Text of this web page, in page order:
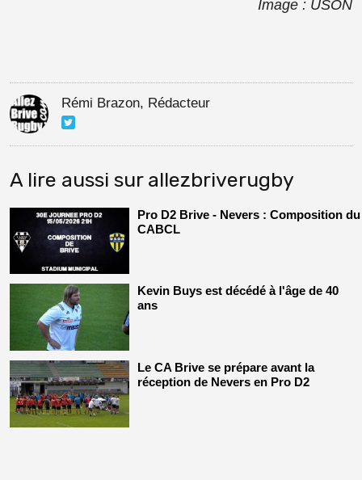
Image : USON
Rémi Brazon, Rédacteur
A lire aussi sur allezbriverugby
Pro D2 Brive - Nevers : Composition du
CABCL
Kevin Buys est décédé à l'âge de 40
ans
Le CA Brive se prépare avant la
réception de Nevers en Pro D2